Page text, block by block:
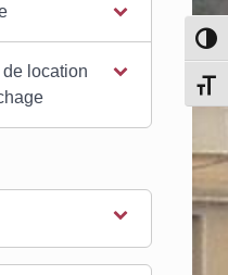
location